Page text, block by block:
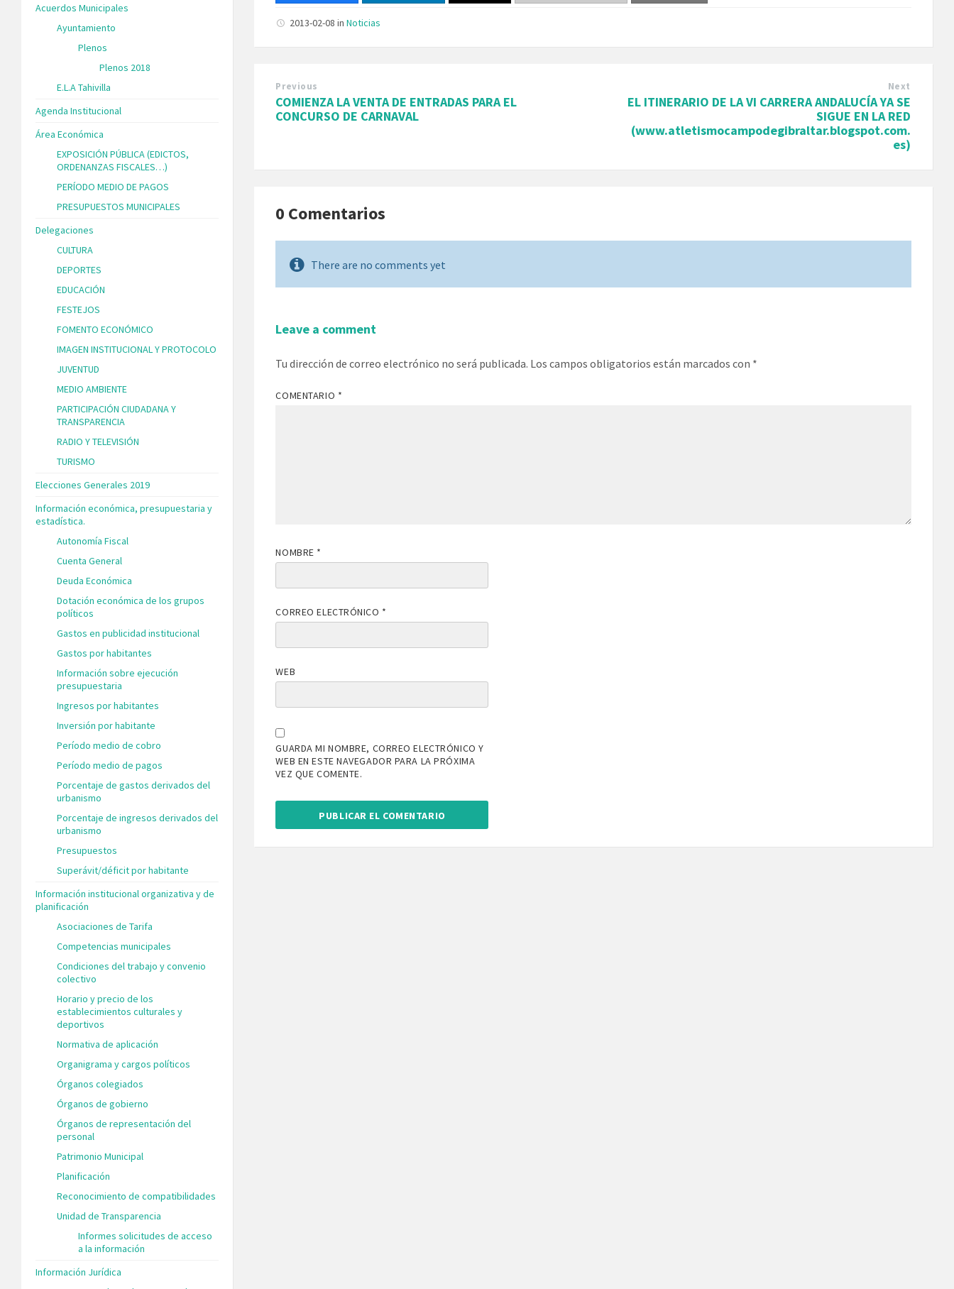
2013-02-08inNoticias
Previous
COMIENZA LA VENTA DE ENTRADAS PARA EL
CONCURSO DE CARNAVAL
Next
EL ITINERARIO DE LA VI CARRERA ANDALUCÍA YA SE
SIGUE EN LA RED
(www.atletismocampodegibraltar.blogspot.com.
es)
0 Comentarios
There are no comments yet
Leave a comment
Tu dirección de correo electrónico no será publicada. Los campos obligatorios están marcados con *
COMENTARIO *
NOMBRE *
CORREO ELECTRÓNICO *
WEB
GUARDA MI NOMBRE, CORREO ELECTRÓNICO Y
WEB EN ESTE NAVEGADOR PARA LA PRÓXIMA
VEZ QUE COMENTE.
Acuerdos Municipales
Ayuntamiento
Plenos
Plenos 2018
E.L.A Tahivilla
Agenda Institucional
Área Económica
EXPOSICIÓN PÚBLICA (EDICTOS,
ORDENANZAS FISCALES…)
PERÍODO MEDIO DE PAGOS
PRESUPUESTOS MUNICIPALES
Delegaciones
CULTURA
DEPORTES
EDUCACIÓN
FESTEJOS
FOMENTO ECONÓMICO
IMAGEN INSTITUCIONAL Y PROTOCOLO
JUVENTUD
MEDIO AMBIENTE
PARTICIPACIÓN CIUDADANA Y
TRANSPARENCIA
RADIO Y TELEVISIÓN
TURISMO
Elecciones Generales 2019
Información económica, presupuestaria y
estadística.
Autonomía Fiscal
Cuenta General
Deuda Económica
Dotación económica de los grupos
políticos
Gastos en publicidad institucional
Gastos por habitantes
Información sobre ejecución
presupuestaria
Ingresos por habitantes
Inversión por habitante
Período medio de cobro
Período medio de pagos
Porcentaje de gastos derivados del
urbanismo
Porcentaje de ingresos derivados del
urbanismo
Presupuestos
Superávit/déficit por habitante
Información institucional organizativa y de
planificación
Asociaciones de Tarifa
Competencias municipales
Condiciones del trabajo y convenio
colectivo
Horario y precio de los
establecimientos culturales y
deportivos
Normativa de aplicación
Organigrama y cargos políticos
Órganos colegiados
Órganos de gobierno
Órganos de representación del
personal
Patrimonio Municipal
Planificación
Reconocimiento de compatibilidades
Unidad de Transparencia
Informes solicitudes de acceso
a la información
Información Jurídica